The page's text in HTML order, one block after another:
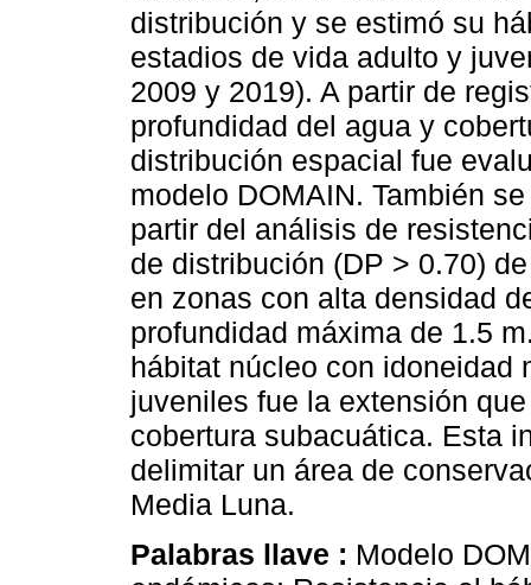
distribución y se estimó su
estadios de vida adulto y
2009 y 2019). A partir de
profundidad del agua y
distribución espacial fue
modelo DOMAIN. También
partir del análisis de
de distribución (DP > 0.70)
en zonas con alta densidad
profundidad máxima de 1.5
hábitat núcleo con idoneidad
juveniles fue la extensión
cobertura subacuática. Esta
delimitar un área de
Media Luna.
Palabras llave : Modelo